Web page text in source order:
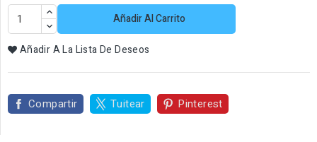
Añadir Al Carrito
Añadir A La Lista De Deseos
Compartir Tuitear Pinterest